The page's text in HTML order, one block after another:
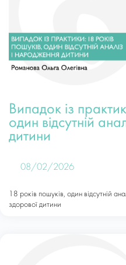
Випадок із
один відсутній
дитини
08/02/2026
18 років пошуків, один відсутній
здорової дитини